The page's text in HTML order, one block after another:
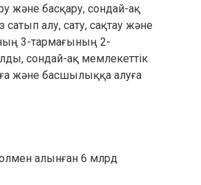
және басқару, сондай-ақ
алу, сату, сақтау және
3-тармағының 2-
сондай-ақ мемлекеттік
және басшылыққа алуға
алынған 6 млрд